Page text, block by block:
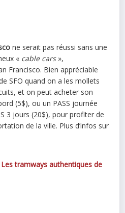
ne serait pas réussi sans une
« cable cars»,
Francisco. Bien appréciable
SFO quand on a les mollets
et on peut acheter son
(5$), ou un PASS journée
3 jours (20$), pour profiter de
de la ville. Plus d’infos sur
Les tramways authentiques de